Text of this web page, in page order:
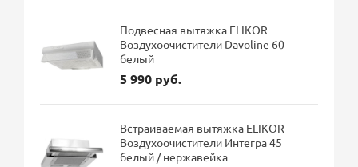
Подвесная вытяжка ELIKOR
Воздухоочистители Davoline 60
белый
5 990 руб.
Встраиваемая вытяжка ELIKOR
Воздухоочистители Интегра 45
белый / нержавейка